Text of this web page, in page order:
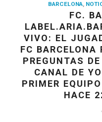
BARCELONA,
FC.
VIVO: EL
FC BARCELONA
PREGUNTAS
CANAL DE
PRIMER
HACE